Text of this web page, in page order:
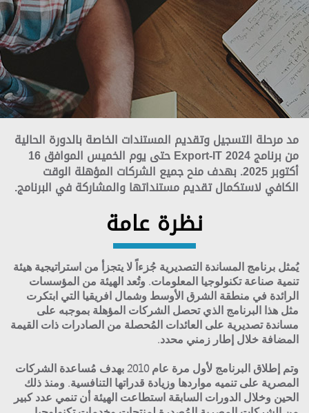
مد مرحلة التسجيل وتقديم المستندات الخاصة بالدورة الحالية
من برنامج Export-IT 2024 حتى يوم الخميس الموافق 16
أكتوبر 2025. بهدف منح جميع الشركات المؤهلة الوقت
الكافي لاستكمال تقديم مستنداتها والمشاركة في البرنامج.
نظرة عامة
يُمثل برنامج المساندة التصديرية جُزءاً لا يتجزأ من استراتيجية هيئة
تنمية صناعة تكنولوجيا المعلومات. وتُعد الهيئة من المؤسسات
الرائدة في منطقة الشرق الأوسط وشمال افريقيا التي ابتكرت
مثل هذا البرنامج الذي تحصل الشركات المؤهلة بموجبه على
مساندة تصديرية على العائدات المُحصلة من الصادرات ذات القيمة
المضافة خلال إطار زمني محدد.
وتم إطلاق البرنامج لأول مرة عام 2010 بهدف مُساعدة الشركات
المصرية على تنميه مواردها وزيادة قدراتها التنافسية. ومنذ ذلك
الحين وخلال الدورات السابقة استطاعت الهيئة أن تنمي عدد كبير